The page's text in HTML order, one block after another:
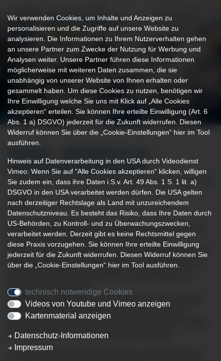
PRÄZISIONSTECHNOLOGIE
FÜR MINIMALINVASIVE EINGRIFFE AM KLINIKUM KEMPTEN
Mit dem robotergestützten OP-Assistenzsystem „DaVinci“
hat am Klinikum Kempten die modernste aller
Entwicklungen in der minimalinvasiven Operationstechnik
Einzug gehalten (Investitionskosten: 1,7 Millionen Euro).
operativen Behandlung.
Sie garantiert mehr Präzision sowie eine noch geringere
und schonendere Schnittführung als herkömmliche
minimalinvasive Techniken. Dank noch kleinerer Schnitte
verspricht Letzteres eine bessere Wundheilung.
Je nach Krankheitsbild des Patienten und Verfügbarkeit,
Wir verwenden Cookies, um Inhalte und Anzeigen zu
personalisieren und die Zugriffe auf unsere Website zu
analysieren. Die Informationen zu Ihrem Nutzerverhalten gehen
an unsere Partner zum Zwecke der Nutzung für Werbung und
Analysen weiter. Unsere Partner führen diese Informationen
möglicherweise mit weiteren Daten zusammen, die sie
unabhängig von unserer Website von Ihnen erhalten oder
gesammelt haben. Um diese Cookies zu nutzen, benötigen wir
Ihre Einwilligung welche Sie uns mit Klick auf „Alle Cookies
akzeptieren“ erteilen. Sie können Ihre erteilte Einwilligung (Art. 6
Abs. 1 a) DSGVO) jederzeit für die Zukunft widerrufen. Diesen
Widerruf können Sie über die „Cookie-Einstellungen“ hier im Tool
ausführen.
Hinweis auf Datenverarbeitung in den USA durch Videodienst
Vimeo: Wenn Sie auf "Alle Cookies akzeptieren“ klicken, willigen
Sie zudem ein, dass ihre Daten i.S.v. Art. 49 Abs. 1 S. 1 lit. a)
DSGVO in den USA verarbeitet werden dürfen. Die USA gelten
nach derzeitiger Rechtslage als Land mit unzureichendem
Datenschutzniveau. Es besteht das Risiko, dass Ihre Daten durch
US-Behörden, zu Kontroll- und zu Überwachungszwecken,
verarbeitet werden. Derzeit gibt es keine Rechtsmittel gegen
diese Praxis vorzugehen. Sie können Ihre erteilte Einwilligung
jederzeit für die Zukunft widerrufen. Diesen Widerruf können Sie
über die „Cookie-Einstellungen“ hier im Tool ausführen.
technisch notwendige Cookies
Videos von Youtube und Vimeo anzeigen
Kartenmaterial anzeigen
Datenschutz-Informationen
Impressum